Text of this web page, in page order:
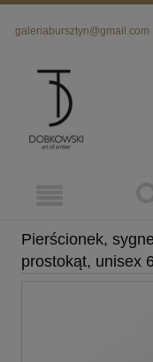
galeriabursztyn@gmail.com
Pierścionek,
prostokąt, unisex